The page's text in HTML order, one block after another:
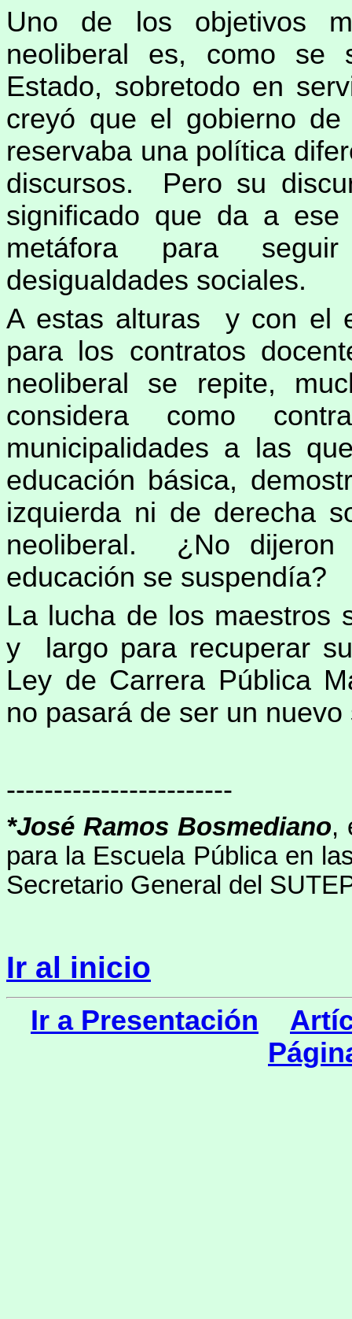
Uno de los objetivos
neoliberal es, como se
Estado, sobretodo en
creyó que el gobierno
reservaba una política
discursos. Pero su
significado que da a
metáfora para
desigualdades sociales.
A estas alturas y con el
para los contratos
neoliberal se repite,
considera como
municipalidades a las
educación básica,
izquierda ni de derecha
neoliberal. ¿No dijeron
educación se suspendía?
La lucha de los maestros
y largo para recuperar
Ley de Carrera Pública
no pasará de ser un
------------------------
*José Ramos Bosmediano,
para la Escuela Pública en
Secretario General del
Ir al inicio
Ir a Presentación